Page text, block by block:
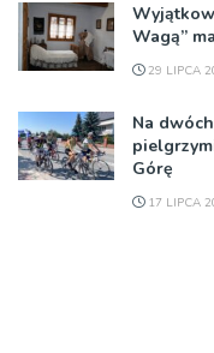
Wagą”
29 LIPCA
Na
Górę
17 LIPCA